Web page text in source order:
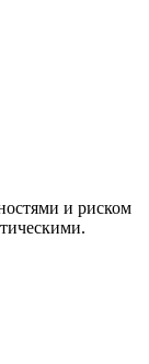
и риском